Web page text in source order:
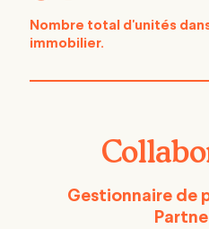
Nombre total d'unités
immobilier.
Gestionnaire de